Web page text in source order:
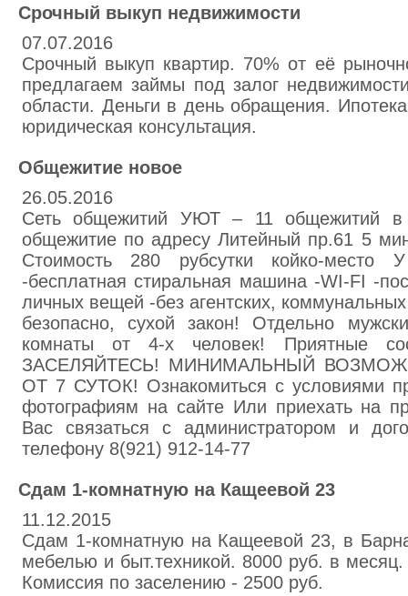
Срочный выкуп недвижимости
07.07.2016
Срочный выкуп квартир. 70% от её
предлагаем займы под залог
области. Деньги в день обращения.
юридическая консультация.
Общежитие новое
26.05.2016
Сеть общежитий УЮТ – 11 общежитий в
общежитие по адресу Литейный пр.61 5
Стоимость 280 рубсутки койко-
-бесплатная стиральная машина -WI-FI -
личных вещей -без агентских,
безопасно, сухой закон! Отдельно
комнаты от 4-х человек! Приятные
ЗАСЕЛЯЙТЕСЬ! МИНИМАЛЬНЫЙ
ОТ 7 СУТОК! Ознакомиться с условиями
фотографиям на сайте Или приехать на
Вас связаться с администратором и
телефону 8(921) 912-14-77
Сдам 1-комнатную на Кащеевой 23
11.12.2015
Сдам 1-комнатную на Кащеевой 23, в
мебелью и быт.техникой. 8000 руб. в
Комиссия по заселению - 2500 руб.